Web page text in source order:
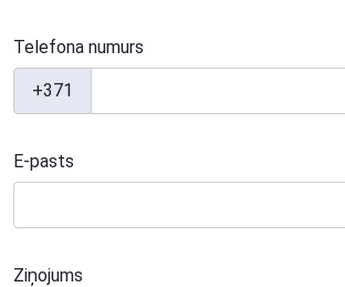
Telefona numurs
+371
E-pasts
Ziņojums